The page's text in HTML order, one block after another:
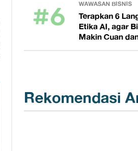
#6 WAWASAN BISNIS
Terapkan 6
Etika AI, agar
Makin Cuan
Rekomendasi